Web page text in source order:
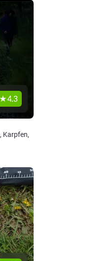
4.3
Karpfen,